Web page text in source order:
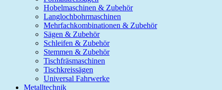
Hobelmaschinen & Zubehör
Langlochbohrmaschinen
Mehrfachkombinationen & Zubehör
Sägen & Zubehör
Schleifen & Zubehör
Stemmen & Zubehör
Tischfräsmaschinen
Tischkreissägen
Universal Fahrwerke
Metalltechnik